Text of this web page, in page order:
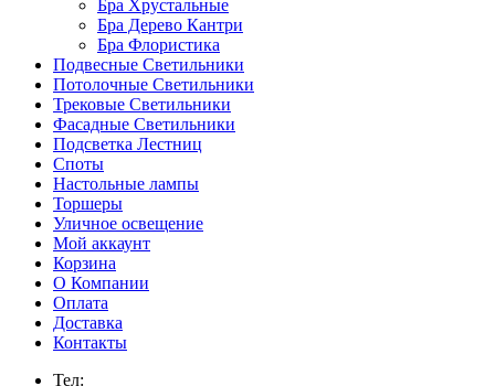
Бра Хрустальные
Бра Дерево Кантри
Бра Флористика
Подвесные Светильники
Потолочные Светильники
Трековые Светильники
Фасадные Светильники
Подсветка Лестниц
Споты
Настольные лампы
Торшеры
Уличное освещение
Мой аккаунт
Корзина
О Компании
Оплата
Доставка
Контакты
Тел: